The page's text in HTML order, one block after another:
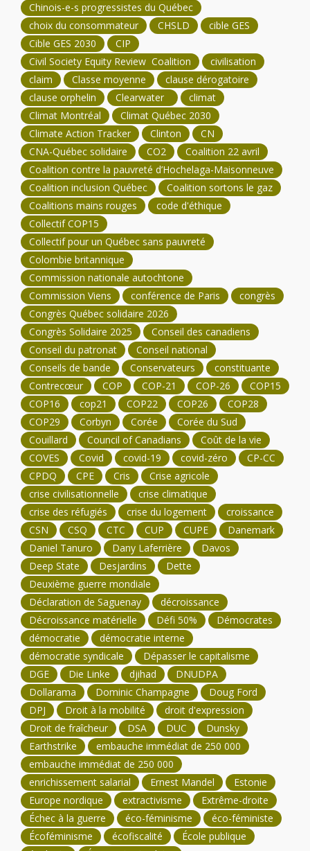
Chinois-e-s progressistes du Québec
choix du consommateur
CHSLD
cible GES
Cible GES 2030
CIP
Civil Society Equity Review Coalition
civilisation
claim
Classe moyenne
clause dérogatoire
clause orphelin
Clearwater
climat
Climat Montréal
Climat Québec 2030
Climate Action Tracker
Clinton
CN
CNA-Québec solidaire
CO2
Coalition 22 avril
Coalition contre la pauvreté d’Hochelaga-Maisonneuve
Coalition inclusion Québec
Coalition sortons le gaz
Coalitions mains rouges
code d'éthique
Collectif COP15
Collectif pour un Québec sans pauvreté
Colombie britannique
Commission nationale autochtone
Commission Viens
conférence de Paris
congrès
Congrès Québec solidaire 2026
Congrès Solidaire 2025
Conseil des canadiens
Conseil du patronat
Conseil national
Conseils de bande
Conservateurs
constituante
Contrecœur
COP COP-21 COP-26
COP15
COP16
cop21 COP22 COP26
COP28
COP29
Corbyn Corée
Corée du Sud
Couillard
Council of Canadians
Coût de la vie
COVES
Covid covid-19 covid-zéro
CP-CC
CPDQ
CPE Cris
Crise agricole
crise civilisationnelle
crise climatique
crise des réfugiés
crise du logement
croissance
CSN
CSQ CTC CUP CUPE
Danemark
Daniel Tanuro
Dany Laferrière
Davos
Deep State
Desjardins
Dette
Deuxième guerre mondiale
Déclaration de Saguenay
décroissance
Décroissance matérielle
Défi 50%
Démocrates
démocratie
démocratie interne
démocratie syndicale
Dépasser le capitalisme
DGE
Die Linke djihad
DNUDPA
Dollarama
Dominic Champagne
Doug Ford
DPJ
Droit à la mobilité
droit d'expression
Droit de fraîcheur
DSA DUC
Dunsky
Earthstrike
embauche immédiat de 250 000
embauche immédiat de 250 000
enrichissement salarial
Ernest Mandel
Estonie
Europe nordique
extractivisme
Extrême-droite
Échec à la guerre
éco-féminisme
éco-féministe
Écoféminisme
écofiscalité
École publique